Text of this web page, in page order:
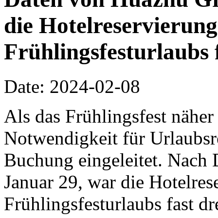
die
Frühlingsfesturlaubs
Date: 2024-02-08
Als das Frühlingsfest
Notwendigkeit für
Buchung eingeleitet. Nach
Januar 29, war die
Frühlingsfesturlaubs fast